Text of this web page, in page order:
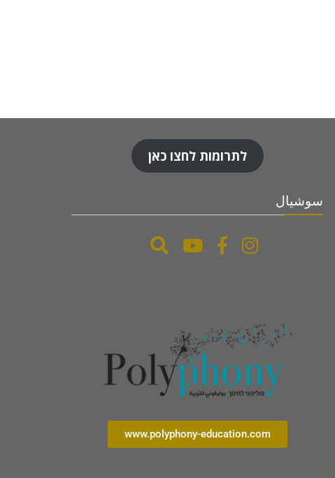
לתרומות לחצו כאן
سوشيال
www.polyphony-education.com